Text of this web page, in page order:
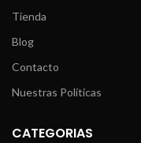
Tienda
Blog
Contacto
Nuestras Políticas
CATEGORIAS